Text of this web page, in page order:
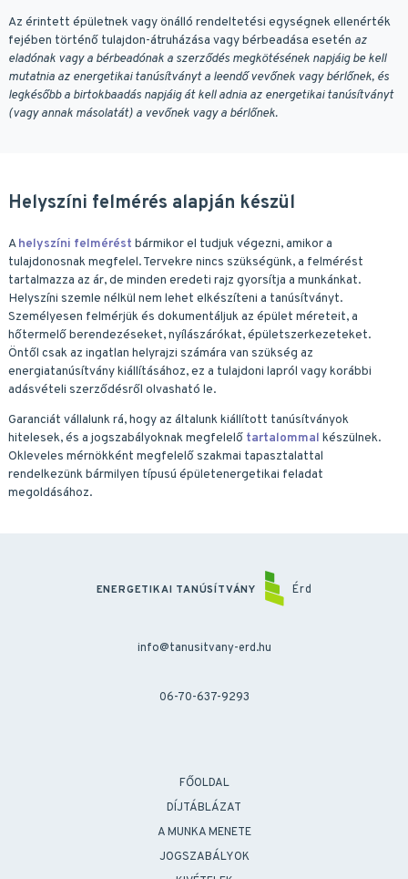
Az érintett épületnek vagy önálló rendeltetési egységnek ellenérték
fejében történő tulajdon-átruházása vagy bérbeadása esetén az
eladónak vagy a bérbeadónak a szerződés megkötésének napjáig be kell
mutatnia az energetikai tanúsítványt a leendő vevőnek vagy bérlőnek, és
legkésőbb a birtokbaadás napjáig át kell adnia az energetikai tanúsítványt
(vagy annak másolatát) a vevőnek vagy a bérlőnek.
Helyszíni felmérés alapján készül
Ahelyszíni felmérést bármikor el tudjuk végezni, amikor a
tulajdonosnak megfelel. Tervekre nincs szükségünk, a felmérést
tartalmazza az ár, de minden eredeti rajz gyorsítja a munkánkat.
Helyszíni szemle nélkül nem lehet elkészíteni a tanúsítványt.
Személyesen felmérjük és dokumentáljuk az épület méreteit, a
hőtermelő berendezéseket, nyílászárókat, épületszerkezeteket.
Öntől csak az ingatlan helyrajzi számára van szükség az
energiatanúsítvány kiállításához, ez a tulajdoni lapról vagy korábbi
adásvételi szerződésről olvasható le.
Garanciát vállalunk rá, hogy az általunk kiállított tanúsítványok
hitelesek, és a jogszabályoknak megfelelő tartalommal készülnek.
Okleveles mérnökként megfelelő szakmai tapasztalattal
rendelkezünk bármilyen típusú épületenergetikai feladat
megoldásához.
ENERGETIKAI TANÚSÍTVÁNY Érd
info@tanusitvany-erd.hu
06-70-637-9293
FŐOLDAL
DÍJTÁBLÁZAT
A MUNKA MENETE
JOGSZABÁLYOK